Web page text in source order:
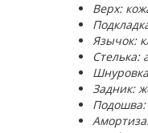
Верх:
Язычок:
Стелька:
Задник:
Подошва: